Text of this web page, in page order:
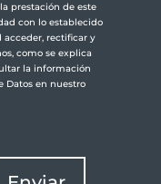
prestación de este
con lo establecido
acceder, rectificar y
como se explica
la información
Datos en nuestro